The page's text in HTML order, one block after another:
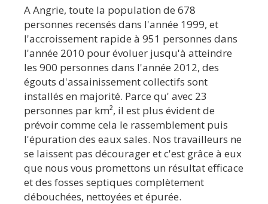
A Angrie, toute la population de 678
personnes recensés dans l'année 1999, et
l'accroissement rapide à 951 personnes dans
l'année 2010 pour évoluer jusqu'à atteindre
les 900 personnes dans l'année 2012, des
égouts d'assainissement collectifs sont
installés en majorité. Parce qu' avec 23
personnes par km², il est plus évident de
prévoir comme cela le rassemblement puis
l'épuration des eaux sales. Nos travailleurs ne
se laissent pas décourager et c'est grâce à eux
que nous vous promettons un résultat efficace
et des fosses septiques complètement
débouchées, nettoyées et épurée.